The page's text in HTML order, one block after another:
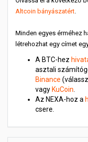
Altcoin bányászatért.
Minden egyes érméhez
létrehozhat egy címet
A BTC-hez
asztali
Binance
vagy KuCoin
Az NEXA-hoz a
csere.